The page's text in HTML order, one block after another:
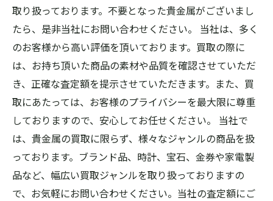
取り扱っております。不要となった貴金属がございまし
たら、是非当社にお問い合わせください。 当社は、多く
のお客様から高い評価を頂いております。買取の際に
は、お持ち頂いた商品の素材や品質を確認させていただ
き、正確な査定額を提示させていただきます。また、買
取にあたっては、お客様のプライバシーを最大限に尊重
しておりますので、安心してお任せください。 当社で
は、貴金属の買取に限らず、様々なジャンルの商品を扱
っております。ブランド品、時計、宝石、金券や家電製
品など、幅広い買取ジャンルを取り扱っておりますの
で、お気軽にお問い合わせください。当社の査定額にご